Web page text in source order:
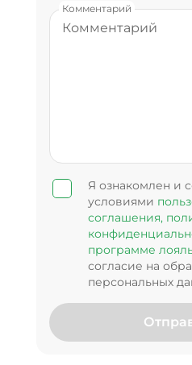
Комментарий
Я ознакомлен и
условиями
соглашения,
программе
согласие на
персональных